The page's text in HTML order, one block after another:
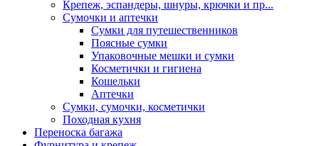
Крепеж, эспандеры, шнуры, крючки и пр...
Сумочки и аптечки
Сумки для путешественников
Поясные сумки
Упаковочные мешки и сумки
Косметички и гигиена
Кошельки
Аптечки
Сумки, сумочки, косметички
Походная кухня
Переноска багажа